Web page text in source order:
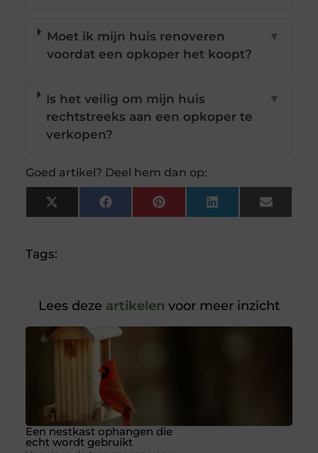
Moet ik mijn huis renoveren
voordat een opkoper het koopt?
▼
Is het veilig om mijn huis
rechtstreeks aan een opkoper te
verkopen?
▼
Goed artikel? Deel hem dan op:
X
(Twitter)
FacebookPinterestLinkedInEmail
Tags:
Lees deze artikelen voor meer inzicht
Een nestkast ophangen die
echt wordt gebruikt